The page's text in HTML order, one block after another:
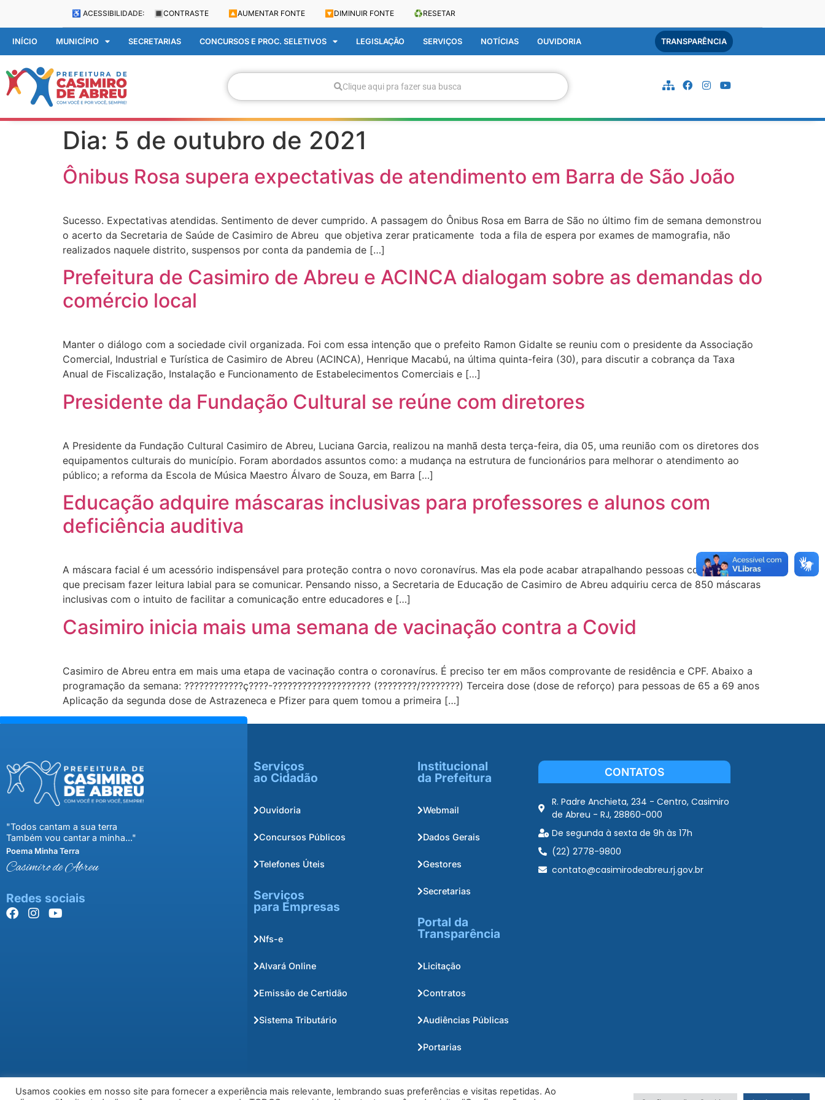
♿ ACESSIBILIDADE: 🔳 CONTRASTE 🔼 AUMENTAR FONTE 🔽 DIMINUIR FONTE ♻️RESETAR
INÍCIO MUNICÍPIO SECRETARIAS CONCURSOS E PROC. SELETIVOS LEGISLAÇÃO SERVIÇOS NOTÍCIAS OUVIDORIA TRANSPARÊNCIA
Clique aqui pra fazer sua busca
Dia: 5 de outubro de 2021
Ônibus Rosa supera expectativas de atendimento em Barra de São João
Sucesso. Expectativas atendidas. Sentimento de dever cumprido. A passagem do Ônibus Rosa em Barra de São no último fim de semana demonstrou
o acerto da Secretaria de Saúde de Casimiro de Abreu que objetiva zerar praticamente toda a fila de espera por exames de mamografia, não
realizados naquele distrito, suspensos por conta da pandemia de […]
Prefeitura de Casimiro de Abreu e ACINCA dialogam sobre as demandas do
comércio local
Manter o diálogo com a sociedade civil organizada. Foi com essa intenção que o prefeito Ramon Gidalte se reuniu com o presidente da Associação
Comercial, Industrial e Turística de Casimiro de Abreu (ACINCA), Henrique Macabú, na última quinta-feira (30), para discutir a cobrança da Taxa
Anual de Fiscalização, Instalação e Funcionamento de Estabelecimentos Comerciais e […]
Presidente da Fundação Cultural se reúne com diretores
A Presidente da Fundação Cultural Casimiro de Abreu, Luciana Garcia, realizou na manhã desta terça-feira, dia 05, uma reunião com os diretores dos
equipamentos culturais do município. Foram abordados assuntos como: a mudança na estrutura de funcionários para melhorar o atendimento ao
público; a reforma da Escola de Música Maestro Álvaro de Souza, em Barra […]
Educação adquire máscaras inclusivas para professores e alunos com
deficiência auditiva
A máscara facial é um acessório indispensável para proteção contra o novo coronavírus. Mas ela pode acabar atrapalhando pessoas com deficiência
que precisam fazer leitura labial para se comunicar. Pensando nisso, a Secretaria de Educação de Casimiro de Abreu adquiriu cerca de 850 máscaras
inclusivas com o intuito de facilitar a comunicação entre educadores e […]
Casimiro inicia mais uma semana de vacinação contra a Covid
Casimiro de Abreu entra em mais uma etapa de vacinação contra o coronavírus. É preciso ter em mãos comprovante de residência e CPF. Abaixo a
programação da semana: ????????????ç????-???????????????????? (????????/????????) Terceira dose (dose de reforço) para pessoas de 65 a 69 anos
Aplicação da segunda dose de Astrazeneca e Pfizer para quem tomou a primeira […]
"Todos cantam a sua terra
Também vou cantar a minha..."
Poema Minha Terra
Casimiro de Abreu
Redes sociais
Serviços
ao Cidadão
Ouvidoria
Concursos Públicos
Telefones Úteis
Serviços
para Empresas
Nfs-e
Alvará Online
Emissão de Certidão
Sistema Tributário
Institucional
da Prefeitura
Webmail
Dados Gerais
Gestores
Secretarias
Portal da
Transparência
Licitação
Contratos
Audiências Públicas
Portarias
CONTATOS
R. Padre Anchieta, 234 - Centro, Casimiro
de Abreu - RJ, 28860-000
De segunda à sexta de 9h às 17h
(22) 2778-9800
contato@casimirodeabreu.rj.gov.br
Usamos cookies em nosso site para fornecer a experiência mais relevante, lembrando suas preferências e visitas repetidas. Ao